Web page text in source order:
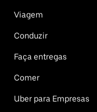
Viagem
Conduzir
Faça entregas
Comer
Uber para Empresas